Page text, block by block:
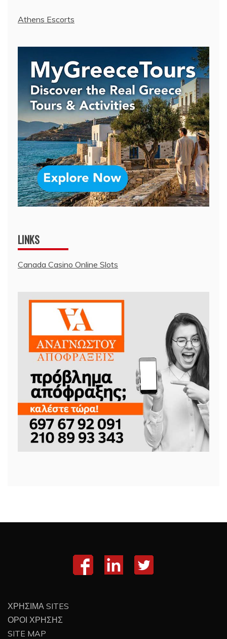
Athens Escorts
LINKS
Canada Casino Online Slots
ΧΡΗΣΙΜΑ SITES
ΟΡΟΙ ΧΡΗΣΗΣ
SITE MAP